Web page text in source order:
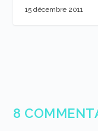
15 décembre 2011
8